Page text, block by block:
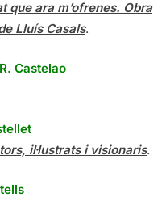
que ara m’ofrenes. Obra
Lluís Casals.
Castelao
il·lustrats i visionaris.